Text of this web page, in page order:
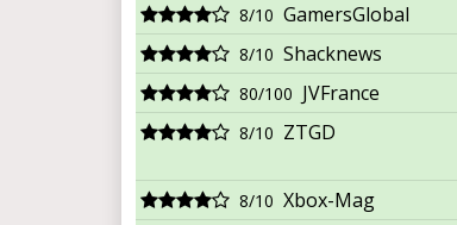
8/10 GamersGlobal
8/10 Shacknews
80/100 JVFrance
8/10 ZTGD
8/10 Xbox-Mag